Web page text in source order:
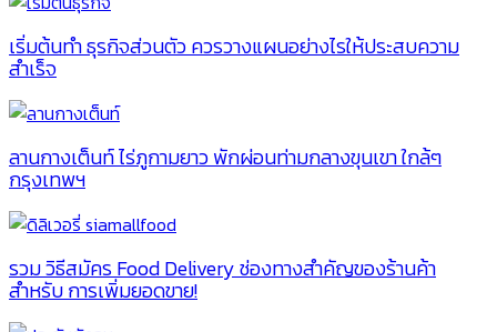
เริ่มต้นทํา ธุรกิจส่วนตัว ควรวางแผนอย่างไรให้ประสบความ
สำเร็จ
ลานกางเต็นท์ ไร่ภูกามยาว พักผ่อนท่ามกลางขุนเขา ใกล้ๆ
กรุงเทพฯ
รวม วิธีสมัคร Food Delivery ช่องทางสำคัญของร้านค้า
สำหรับ การเพิ่มยอดขาย!